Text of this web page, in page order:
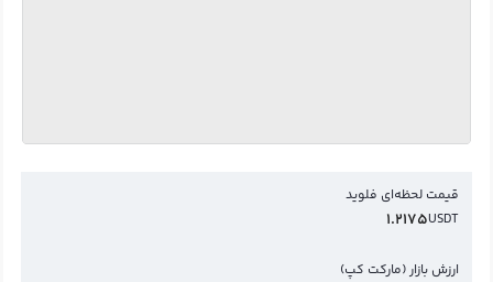
قیمت لحظه‌ای فلوید
USDT
1.2175
ارزش بازار (مارکت کپ)